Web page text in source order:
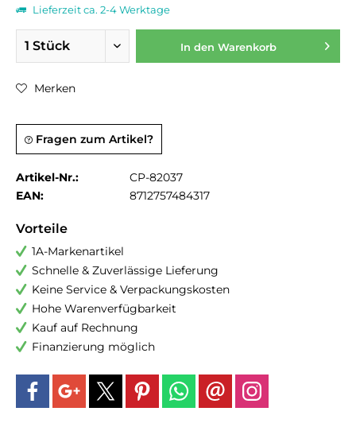
Lieferzeit ca. 2-4 Werktage
In den Warenkorb
Merken
Fragen zum Artikel?
Artikel-Nr.:
CP-82037
EAN:
8712757484317
Vorteile
1A-Markenartikel
Schnelle & Zuverlässige Lieferung
Keine Service & Verpackungskosten
Hohe Warenverfügbarkeit
Kauf auf Rechnung
Finanzierung möglich